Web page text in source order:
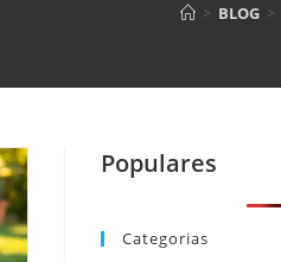
> BLOG >
Populares
Categorias